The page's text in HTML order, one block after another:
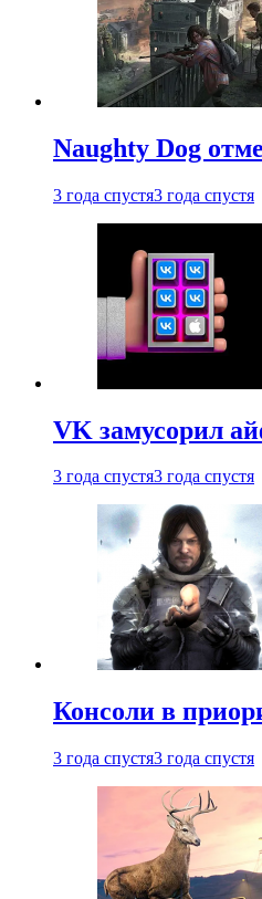
Naughty Dog
3 года спустя3 года спустя
VK замусорил
3 года спустя3 года спустя
Консоли в
3 года спустя3 года спустя